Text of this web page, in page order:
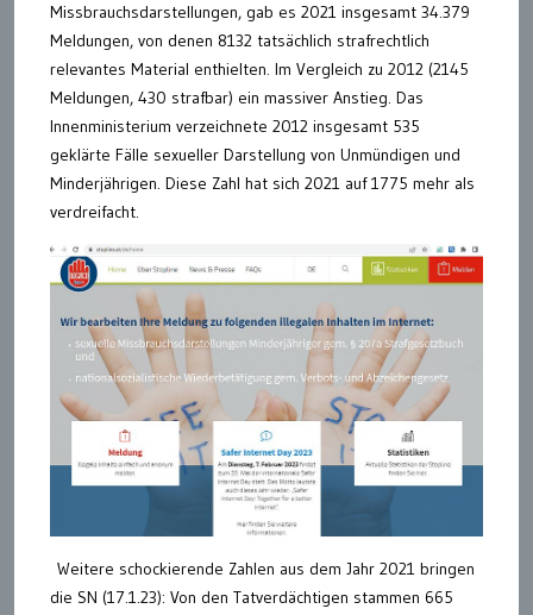
Missbrauchsdarstellungen, gab es 2021 insgesamt 34.379
Meldungen, von denen 8132 tatsächlich strafrechtlich
relevantes Material enthielten. Im Vergleich zu 2012 (2145
Meldungen, 430 strafbar) ein massiver Anstieg. Das
Innenministerium verzeichnete 2012 insgesamt 535
geklärte Fälle sexueller Darstellung von Unmündigen und
Minderjährigen. Diese Zahl hat sich 2021 auf 1775 mehr als
verdreifacht.
Weitere schockierende Zahlen aus dem Jahr 2021 bringen
die SN (17.1.23): Von den Tatverdächtigen stammen 665